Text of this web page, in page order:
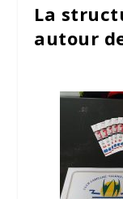
La
autour